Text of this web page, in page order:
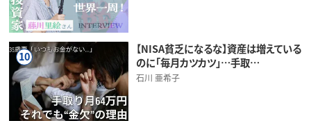
10
【NISA貧乏になるな】資産は増えている
のに「毎月カツカツ」…手取…
石川 亜希子